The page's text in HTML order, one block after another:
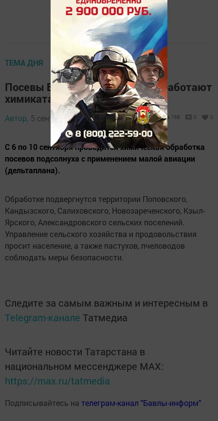
ТЕМА ДНЯ
Посевы Бавлинского района обработают
химикатами с воздуха
Автор, 5 сентября 2013 - 06:29 768 0 0
С 6 по 10 сентября проводится химическая обработка
посевов подсолнуха с применением малой авиации
(дельтаплана).
Обработке подвергнутся территории Поповского,
Кандызского, Салиховского, Новозареченского, Кзыл-
Ярского, Александровского сельских поселений.
Управление сельского хозяйства и продовольствия
просит население, а также пастухов, пчеловодов
соблюдать меры безопасности.
Следите за самым важным и интересным в
Telegram-канале Татмедиа
Читайте новости Татарстана в
национальном мессенджере MАХ:
https://max.ru/tatmedia
Подписывайтесь на телеграм-канал "Бавлы-информ"